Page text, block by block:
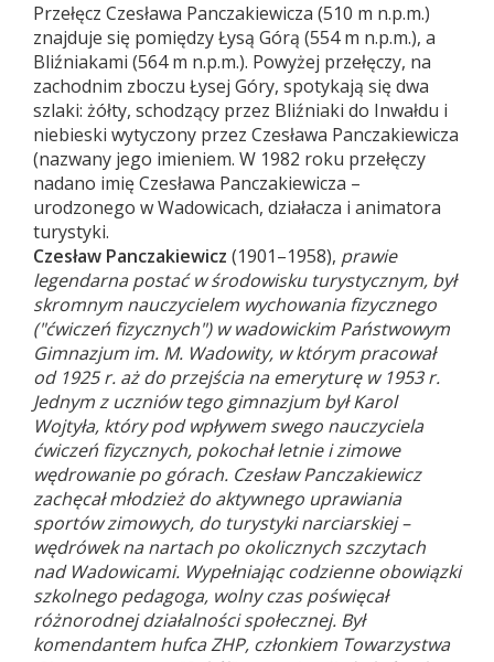
Przełęcz Czesława Panczakiewicza (510 m n.p.m.)
znajduje się pomiędzy Łysą Górą (554 m n.p.m.), a
Bliźniakami (564 m n.p.m.). Powyżej przełęczy, na
zachodnim zboczu Łysej Góry, spotykają się dwa
szlaki: żółty, schodzący przez Bliźniaki do Inwałdu i
niebieski wytyczony przez Czesława Panczakiewicza
(nazwany jego imieniem. W 1982 roku przełęczy
nadano imię Czesława Panczakiewicza –
urodzonego w Wadowicach, działacza i animatora
turystyki.
Czesław Panczakiewicz (1901–1958), prawie
legendarna postać w środowisku turystycznym, był
skromnym nauczycielem wychowania fizycznego
("ćwiczeń fizycznych") w wadowickim Państwowym
Gimnazjum im. M. Wadowity, w którym pracował
od 1925 r. aż do przejścia na emeryturę w 1953 r.
Jednym z uczniów tego gimnazjum był Karol
Wojtyła, który pod wpływem swego nauczyciela
ćwiczeń fizycznych, pokochał letnie i zimowe
wędrowanie po górach. Czesław Panczakiewicz
zachęcał młodzież do aktywnego uprawiania
sportów zimowych, do turystyki narciarskiej –
wędrówek na nartach po okolicznych szczytach
nad Wadowicami. Wypełniając codzienne obowiązki
szkolnego pedagoga, wolny czas poświęcał
różnorodnej działalności społecznej. Był
komendantem hufca ZHP, członkiem Towarzystwa